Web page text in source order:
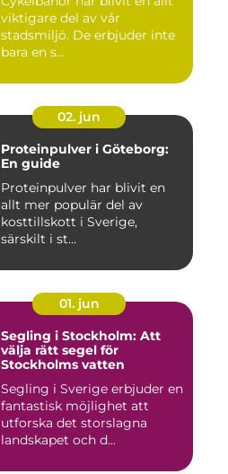
viktigare del av vår
stadsmiljö. De erbjuder inte
bara en s...
02. jun
Proteinpulver i Göteborg:
En guide
Proteinpulver har blivit en
allt mer populär del av
kosttillskott i Sverige,
särskilt i st...
01. jun
Segling i Stockholm: Att
välja rätt segel för
Stockholms vatten
Segling i Sverige erbjuder en
fantastisk möjlighet att
utforska det storslagna
landskapet och d...